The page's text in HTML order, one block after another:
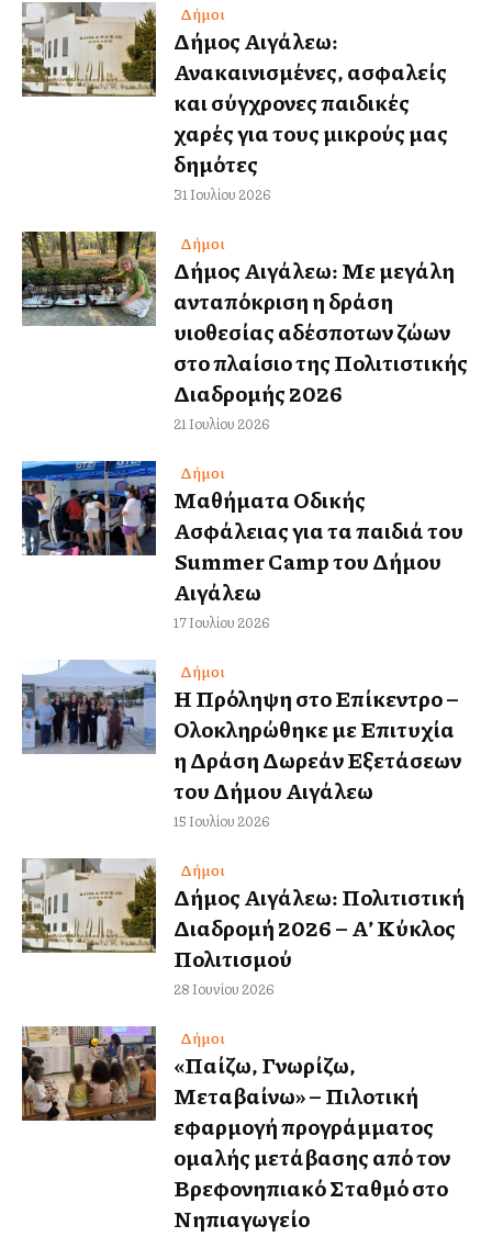
Δήμοι
Δήμος Αιγάλεω:
Ανακαινισμένες, ασφαλείς
και σύγχρονες παιδικές
χαρές για τους μικρούς μας
δημότες
31 Ιουλίου 2026
Δήμοι
Δήμος Αιγάλεω: Με μεγάλη
ανταπόκριση η δράση
υιοθεσίας αδέσποτων ζώων
στο πλαίσιο της Πολιτιστικής
Διαδρομής 2026
21 Ιουλίου 2026
Δήμοι
Μαθήματα Οδικής
Ασφάλειας για τα παιδιά του
Summer Camp του Δήμου
Αιγάλεω
17 Ιουλίου 2026
Δήμοι
Η Πρόληψη στο Επίκεντρο –
Ολοκληρώθηκε με Επιτυχία
η Δράση Δωρεάν Εξετάσεων
του Δήμου Αιγάλεω
15 Ιουλίου 2026
Δήμοι
Δήμος Αιγάλεω: Πολιτιστική
Διαδρομή 2026 – Α’ Κύκλος
Πολιτισμού
28 Ιουνίου 2026
Δήμοι
«Παίζω, Γνωρίζω,
Μεταβαίνω» – Πιλοτική
εφαρμογή προγράμματος
ομαλής μετάβασης από τον
Βρεφονηπιακό Σταθμό στο
Νηπιαγωγείο